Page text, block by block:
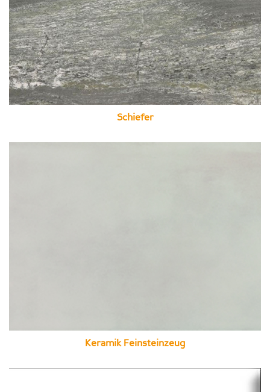
Schiefer
Keramik Feinsteinzeug